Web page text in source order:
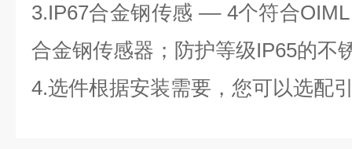
3.IP67合金钢传感 –– 4个符合
合金钢传感器；防护等级IP65的不
4.选件根据安装需要，您可以选配